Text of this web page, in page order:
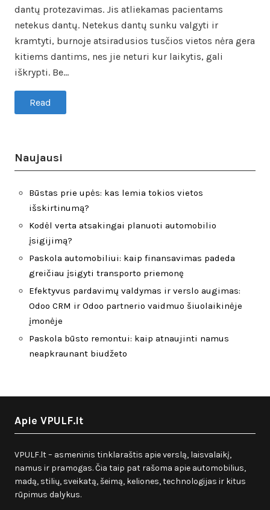
dantų protezavimas. Jis atliekamas pacientams
netekus dantų. Netekus dantų sunku valgyti ir
kramtyti, burnoje atsiradusios tusčios vietos nėra gera
kitiems dantims, nes jie neturi kur laikytis, gali
iškrypti. Be…
Read
Naujausi
Būstas prie upės: kas lemia tokios vietos
išskirtinumą?
Kodėl verta atsakingai planuoti automobilio
įsigijimą?
Paskola automobiliui: kaip finansavimas padeda
greičiau įsigyti transporto priemonę
Efektyvus pardavimų valdymas ir verslo augimas:
Odoo CRM ir Odoo partnerio vaidmuo šiuolaikinėje
įmonėje
Paskola būsto remontui: kaip atnaujinti namus
neapkraunant biudžeto
Apie VPULF.lt
VPULF.lt – asmeninis tinklaraštis apie verslą, laisvalaikį,
namus ir pramogas. Čia taip pat rašoma apie automobilius,
madą, stilių, sveikatą, šeimą, keliones, technologijas ir kitus
rūpimus dalykus.